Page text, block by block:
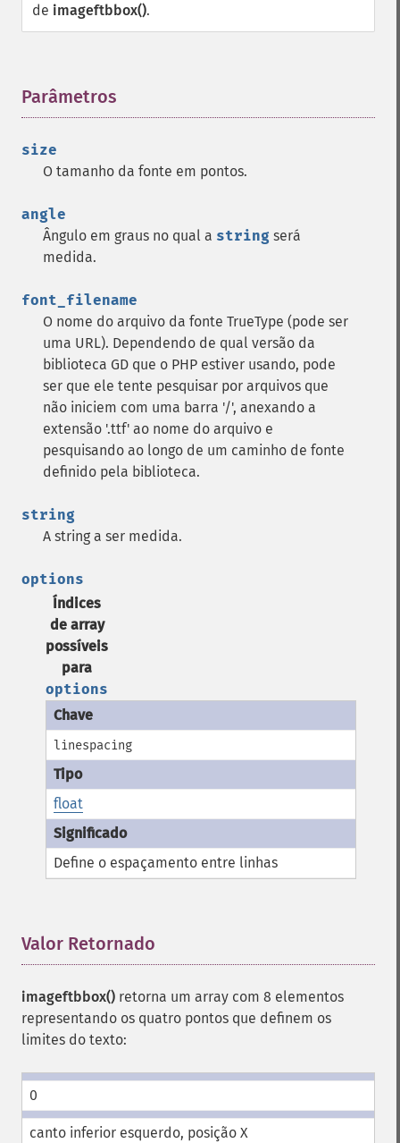
de imageftbbox().
Parâmetros
size
O tamanho da fonte em pontos.
angle
Ângulo em graus no qual a string será
medida.
font_filename
O nome do arquivo da fonte TrueType (pode ser
uma URL). Dependendo de qual versão da
biblioteca GD que o PHP estiver usando, pode
ser que ele tente pesquisar por arquivos que
não iniciem com uma barra '/', anexando a
extensão '.ttf' ao nome do arquivo e
pesquisando ao longo de um caminho de fonte
definido pela biblioteca.
string
A string a ser medida.
options
Índices
de array
possíveis
para
options
linespacing
float
Define o espaçamento entre linhas
Valor Retornado
imageftbbox() retorna um array com 8 elementos
representando os quatro pontos que definem os
limites do texto:
0
canto inferior esquerdo, posição X